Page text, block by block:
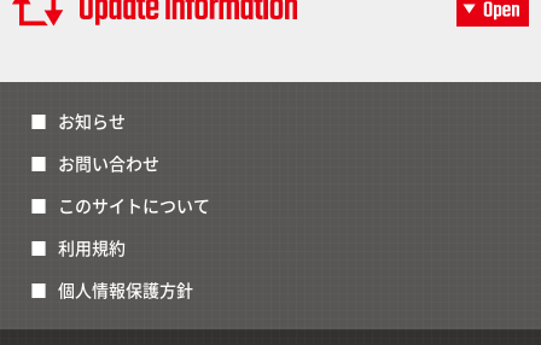
お知らせ
お問い合わせ
このサイトについて
利用規約
個人情報保護方針